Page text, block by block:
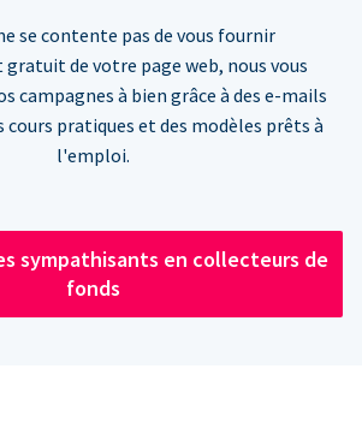
se contente pas de vous fournir
de votre page web, nous vous
campagnes à bien grâce à des e-mails
cours pratiques et des modèles prêts à
l'emploi.
sympathisants en collecteurs de
fonds